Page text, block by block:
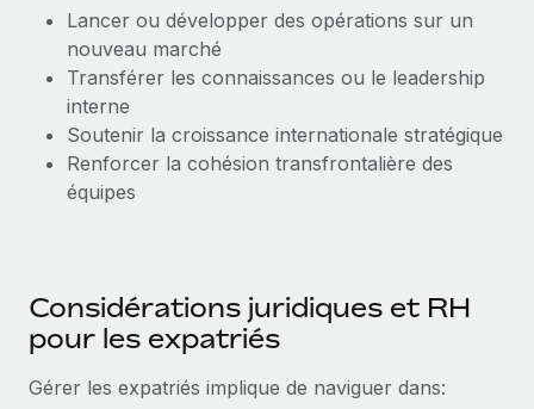
Recevez des conseils d’experts sur les RH à
l’international et la conformité
Contrôles d’antécédents
Remote Watchtower
Gestion des appareils
Achetez et suivez vos équipements informatiques
Remote Build
Bientôt disponible
Conseil en intégrations et automatisations assistées par
l’IA
Centre de ressources
Obtenir de l’aide
Voir toutes les ressources
BLOG
Gestion des freelances
Taxes
Lancer ou développer des opérations sur un
nouveau marché
Transférer les connaissances ou le leadership
interne
Soutenir la croissance internationale stratégique
Renforcer la cohésion transfrontalière des
équipes
Considérations juridiques et RH
pour les expatriés
Gérer les expatriés implique de naviguer dans: